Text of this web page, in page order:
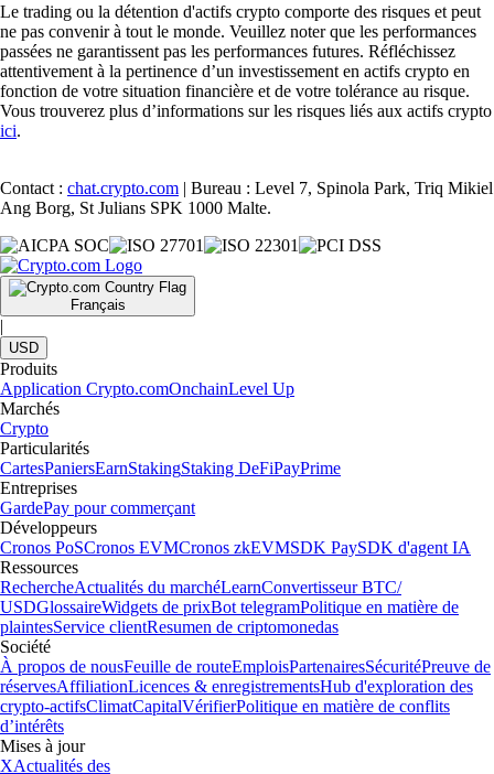
Le trading ou la détention d'actifs crypto comporte des risques et peut
ne pas convenir à tout le monde. Veuillez noter que les performances
passées ne garantissent pas les performances futures. Réfléchissez
attentivement à la pertinence d’un investissement en actifs crypto en
fonction de votre situation financière et de votre tolérance au risque.
Vous trouverez plus d’informations sur les risques liés aux actifs crypto
ici.
Contact : chat.crypto.com | Bureau : Level 7, Spinola Park, Triq Mikiel
Ang Borg, St Julians SPK 1000 Malte.
Français
|
USD
Produits
Application Crypto.comOnchainLevel Up
Marchés
Crypto
Particularités
CartesPaniersEarnStakingStaking DeFiPayPrime
Entreprises
GardePay pour commerçant
Développeurs
Cronos PoSCronos EVMCronos zkEVMSDK PaySDK d'agent IA
Ressources
RechercheActualités du marchéLearnConvertisseur BTC/
USDGlossaireWidgets de prixBot telegramPolitique en matière de
plaintesService clientResumen de criptomonedas
Société
À propos de nousFeuille de routeEmploisPartenairesSécuritéPreuve de
réservesAffiliationLicences & enregistrementsHub d'exploration des
crypto-actifsClimatCapitalVérifierPolitique en matière de conflits
d’intérêts
Mises à jour
XActualités des